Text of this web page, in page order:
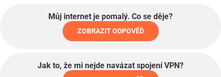
Můj internet je pomalý. Co se děje?
ZOBRAZIT ODPOVĚĎ
Jak to, že mi nejde navázat spojení VPN?